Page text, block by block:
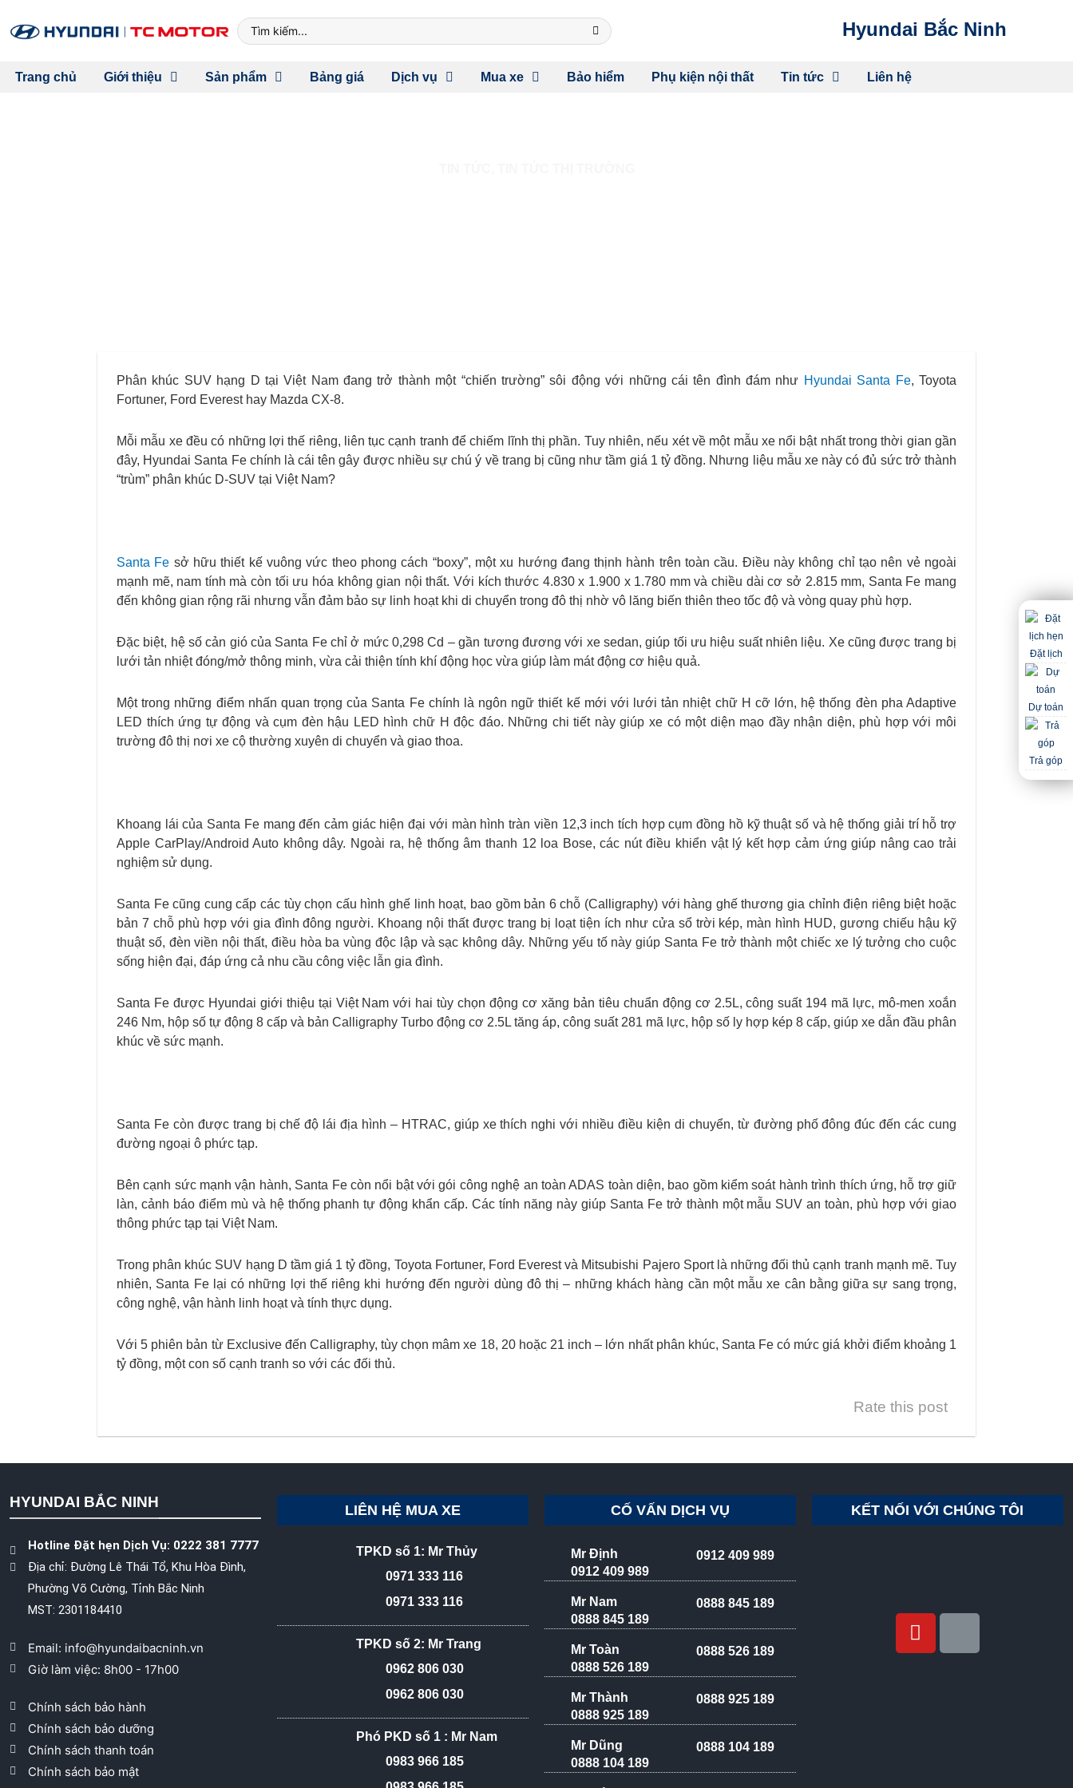
Hyundai Bắc Ninh
Trang chủ Giới thiệu Sản phẩm Bảng giá Dịch vụ Mua xe Bảo hiểm Phụ kiện nội thất Tin tức Liên hệ
Phân khúc SUV hạng D tại Việt Nam đang trở thành một “chiến trường” sôi động với những cái tên đình đám như Hyundai Santa Fe, Toyota
Fortuner, Ford Everest hay Mazda CX-8.
Mỗi mẫu xe đều có những lợi thế riêng, liên tục cạnh tranh để chiếm lĩnh thị phần. Tuy nhiên, nếu xét về một mẫu xe nổi bật nhất trong thời gian gần
đây, Hyundai Santa Fe chính là cái tên gây được nhiều sự chú ý về trang bị cũng như tầm giá 1 tỷ đồng. Nhưng liệu mẫu xe này có đủ sức trở thành
“trùm” phân khúc D-SUV tại Việt Nam?
Santa Fe sở hữu thiết kế vuông vức theo phong cách “boxy”, một xu hướng đang thịnh hành trên toàn cầu. Điều này không chỉ tạo nên vẻ ngoài
mạnh mẽ, nam tính mà còn tối ưu hóa không gian nội thất. Với kích thước 4.830 x 1.900 x 1.780 mm và chiều dài cơ sở 2.815 mm, Santa Fe mang
đến không gian rộng rãi nhưng vẫn đảm bảo sự linh hoạt khi di chuyển trong đô thị nhờ vô lăng biến thiên theo tốc độ và vòng quay phù hợp.
Đặc biệt, hệ số cản gió của Santa Fe chỉ ở mức 0,298 Cd – gần tương đương với xe sedan, giúp tối ưu hiệu suất nhiên liệu. Xe cũng được trang bị
lưới tản nhiệt đóng/mở thông minh, vừa cải thiện tính khí động học vừa giúp làm mát động cơ hiệu quả.
Một trong những điểm nhấn quan trọng của Santa Fe chính là ngôn ngữ thiết kế mới với lưới tản nhiệt chữ H cỡ lớn, hệ thống đèn pha Adaptive
LED thích ứng tự động và cụm đèn hậu LED hình chữ H độc đáo. Những chi tiết này giúp xe có một diện mạo đầy nhận diện, phù hợp với môi
trường đô thị nơi xe cộ thường xuyên di chuyển và giao thoa.
Khoang lái của Santa Fe mang đến cảm giác hiện đại với màn hình tràn viền 12,3 inch tích hợp cụm đồng hồ kỹ thuật số và hệ thống giải trí hỗ trợ
Apple CarPlay/Android Auto không dây. Ngoài ra, hệ thống âm thanh 12 loa Bose, các nút điều khiển vật lý kết hợp cảm ứng giúp nâng cao trải
nghiệm sử dụng.
Santa Fe cũng cung cấp các tùy chọn cấu hình ghế linh hoạt, bao gồm bản 6 chỗ (Calligraphy) với hàng ghế thương gia chỉnh điện riêng biệt hoặc
bản 7 chỗ phù hợp với gia đình đông người. Khoang nội thất được trang bị loạt tiện ích như cửa sổ trời kép, màn hình HUD, gương chiếu hậu kỹ
thuật số, đèn viền nội thất, điều hòa ba vùng độc lập và sạc không dây. Những yếu tố này giúp Santa Fe trở thành một chiếc xe lý tưởng cho cuộc
sống hiện đại, đáp ứng cả nhu cầu công việc lẫn gia đình.
Santa Fe được Hyundai giới thiệu tại Việt Nam với hai tùy chọn động cơ xăng bản tiêu chuẩn động cơ 2.5L, công suất 194 mã lực, mô-men xoắn
246 Nm, hộp số tự động 8 cấp và bản Calligraphy Turbo động cơ 2.5L tăng áp, công suất 281 mã lực, hộp số ly hợp kép 8 cấp, giúp xe dẫn đầu phân
khúc về sức mạnh.
Santa Fe còn được trang bị chế độ lái địa hình – HTRAC, giúp xe thích nghi với nhiều điều kiện di chuyển, từ đường phố đông đúc đến các cung
đường ngoại ô phức tạp.
Bên cạnh sức mạnh vận hành, Santa Fe còn nổi bật với gói công nghệ an toàn ADAS toàn diện, bao gồm kiểm soát hành trình thích ứng, hỗ trợ giữ
làn, cảnh báo điểm mù và hệ thống phanh tự động khẩn cấp. Các tính năng này giúp Santa Fe trở thành một mẫu SUV an toàn, phù hợp với giao
thông phức tạp tại Việt Nam.
Trong phân khúc SUV hạng D tầm giá 1 tỷ đồng, Toyota Fortuner, Ford Everest và Mitsubishi Pajero Sport là những đối thủ cạnh tranh mạnh mẽ. Tuy
nhiên, Santa Fe lại có những lợi thế riêng khi hướng đến người dùng đô thị – những khách hàng cần một mẫu xe cân bằng giữa sự sang trọng,
công nghệ, vận hành linh hoạt và tính thực dụng.
Với 5 phiên bản từ Exclusive đến Calligraphy, tùy chọn mâm xe 18, 20 hoặc 21 inch – lớn nhất phân khúc, Santa Fe có mức giá khởi điểm khoảng 1
tỷ đồng, một con số cạnh tranh so với các đối thủ.
Rate this post
HYUNDAI BẮC NINH
Hotline Đặt hẹn Dịch Vụ: 0222 381 7777
Địa chỉ: Đường Lê Thái Tổ, Khu Hòa Đình,
Phường Võ Cường, Tỉnh Bắc Ninh
MST: 2301184410
Email: info@hyundaibacninh.vn
Giờ làm việc: 8h00 - 17h00
Chính sách bảo hành
Chính sách bảo dưỡng
Chính sách thanh toán
Chính sách bảo mật
LIÊN HỆ MUA XE
TPKD số 1: Mr Thủy
0971 333 116
0971 333 116
TPKD số 2: Mr Trang
0962 806 030
0962 806 030
Phó PKD số 1 : Mr Nam
0983 966 185
CỐ VẤN DỊCH VỤ
Mr Định
0912 409 989
0912 409 989
Mr Nam
0888 845 189
0888 845 189
Mr Toàn
0888 526 189
0888 526 189
Mr Thành
0888 925 189
0888 925 189
Mr Dũng
0888 104 189
0888 104 189
KẾT NỐI VỚI CHÚNG TÔI
Đặt lịch
Dự toán
Trả góp